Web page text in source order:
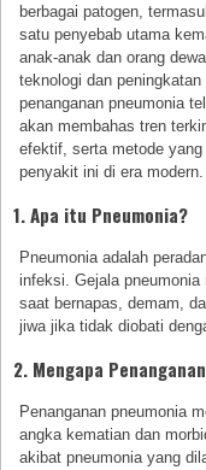
berbagai patogen,
satu penyebab utama
anak-anak dan orang
teknologi dan
penanganan pneumonia
akan membahas tren
efektif, serta metode
penyakit ini di era modern.
1. Apa itu Pneumonia?
Pneumonia adalah
infeksi. Gejala
saat bernapas, demam,
jiwa jika tidak diobati
2. Mengapa
Penanganan pneumonia
angka kematian dan
akibat pneumonia yang